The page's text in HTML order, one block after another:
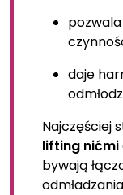
daje
Najczęściej
lifting nićmi
bywają